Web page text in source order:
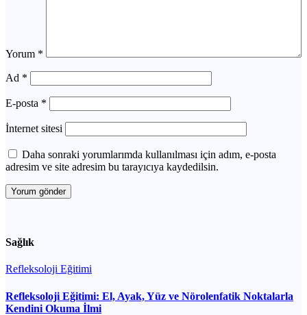
Yorum *
Ad *
E-posta *
İnternet sitesi
Daha sonraki yorumlarımda kullanılması için adım, e-posta
adresim ve site adresim bu tarayıcıya kaydedilsin.
Sağlık
Refleksoloji Eğitimi
Refleksoloji Eğitimi: El, Ayak, Yüz ve Nörolenfatik Noktalarla
Kendini Okuma İlmi